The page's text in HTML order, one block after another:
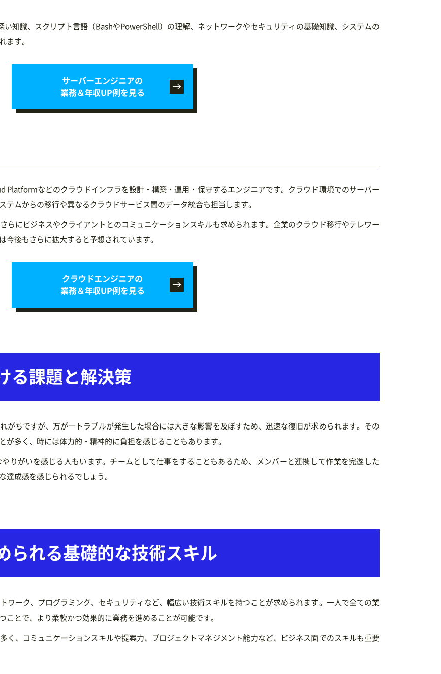
知識、スクリプト言語（BashやPowerShell）の理解、ネットワークやセキュリティの基礎知識、システムの
す。
サーバーエンジニアの
業務＆年収UP例を見る
Platformなどのクラウドインフラを設計・構築・運用・保守するエンジニアです。クラウド環境でのサーバー
ムからの移行や異なるクラウドサービス間のデータ統合も担当します。
らにビジネスやクライアントとのコミュニケーションスキルも求められます。企業のクラウド移行やテレワー
後もさらに拡大すると予想されています。
クラウドエンジニアの
業務＆年収UP例を見る
る課題と解決策
がちですが、万が一トラブルが発生した場合には大きな影響を及ぼすため、迅速な復旧が求められます。その
多く、時には体力的・精神的に負担を感じることもあります。
りがいを感じる人もいます。チームとして仕事をすることもあるため、メンバーと連携して作業を完遂した
成感を感じられるでしょう。
られる基礎的な技術スキル
ワーク、プログラミング、セキュリティなど、幅広い技術スキルを持つことが求められます。一人で全ての業
とで、より柔軟かつ効果的に業務を進めることが可能です。
く、コミュニケーションスキルや提案力、プロジェクトマネジメント能力など、ビジネス面でのスキルも重要